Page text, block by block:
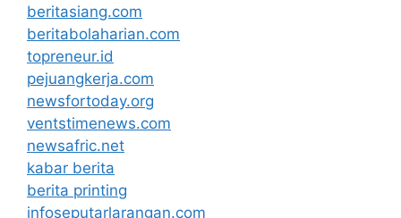
beritasiang.com
beritabolaharian.com
topreneur.id
pejuangkerja.com
newsfortoday.org
ventstimenews.com
newsafric.net
kabar berita
berita printing
infoseputarlarangan.com